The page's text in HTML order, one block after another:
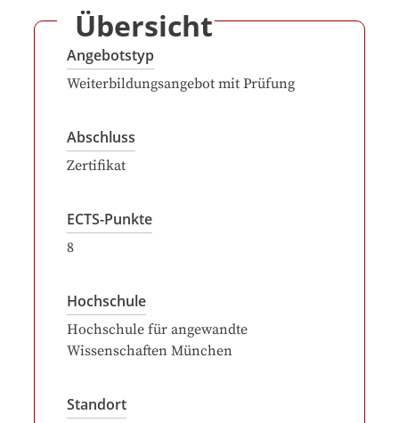
Übersicht
Angebotstyp
Weiterbildungsangebot mit Prüfung
Abschluss
Zertifikat
ECTS-Punkte
8
Hochschule
Hochschule für angewandte
Wissenschaften München
Standort